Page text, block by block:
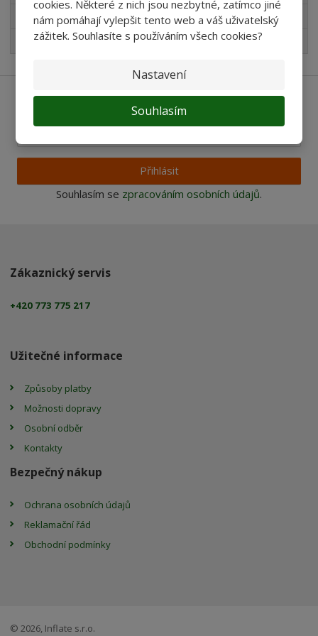
cookies. Některé z nich jsou nezbytné, zatímco jiné
nám pomáhají vylepšit tento web a váš uživatelský
zážitek. Souhlasíte s používáním všech cookies?
Nastavení
Souhlasím
Pro děti
Nejprodávanější
Ať vám nic neunikne
Přihlásit
Souhlasím se zpracováním osobních údajů.
Zákaznický servis
+420 773 775 217
Užitečné informace
Způsoby platby
Možnosti dopravy
Osobní odběr
Kontakty
Bezpečný nákup
Ochrana osobních údajů
Reklamační řád
Obchodní podmínky
© 2026, Inflate s.r.o.